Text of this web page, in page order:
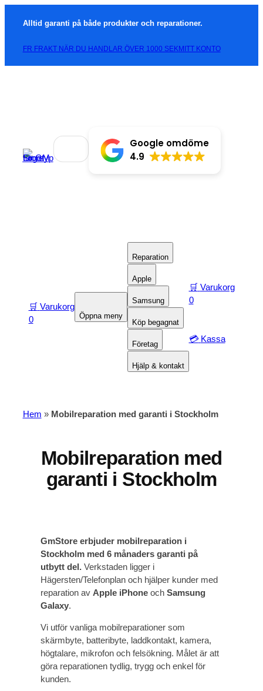
Alltid garanti på både produkter och reparationer.
FR FRAKT NÄR DU HANDLAR ÖVER 1000 SEKMITT KONTO
Google omdöme
4.9
🛒 Varukorg
0
Öppna meny
Reparation
Apple
Samsung
Köp begagnat
Företag
Hjälp & kontakt
🛒 Varukorg
0
💳 Kassa
Hem » Mobilreparation med garanti i Stockholm
Mobilreparation med
garanti i Stockholm
GmStore erbjuder mobilreparation i
Stockholm med 6 månaders garanti på
utbytt del. Verkstaden ligger i
Hägersten/Telefonplan och hjälper kunder med
reparation av Apple iPhone ochSamsung
Galaxy.
Vi utför vanliga mobilreparationer som
skärmbyte, batteribyte, laddkontakt, kamera,
högtalare, mikrofon och felsökning. Målet är att
göra reparationen tydlig, trygg och enkel för
kunden.